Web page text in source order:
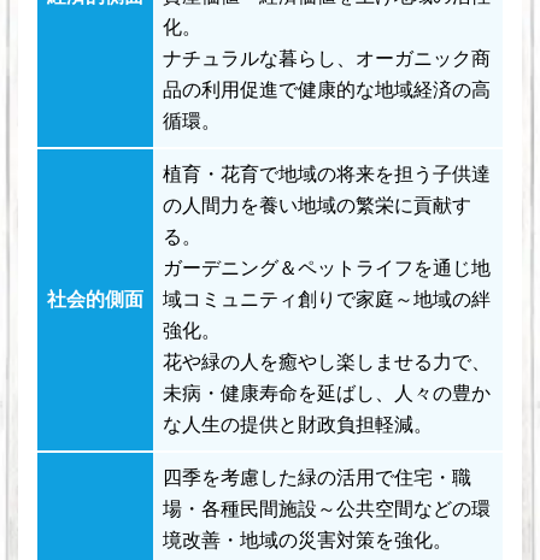
化。
ナチュラルな暮らし、オーガニック商
品の利用促進で健康的な地域経済の高
循環。
社会的側面
植育・花育で地域の将来を担う子供達
の人間力を養い地域の繁栄に貢献す
る。
ガーデニング＆ペットライフを通じ地
域コミュニティ創りで家庭～地域の絆
強化。
花や緑の人を癒やし楽しませる力で、
未病・健康寿命を延ばし、人々の豊か
な人生の提供と財政負担軽減。
四季を考慮した緑の活用で住宅・職
場・各種民間施設～公共空間などの環
境改善・地域の災害対策を強化。